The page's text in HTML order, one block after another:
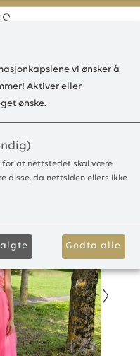
0
Tulle
vi ønsker å
Aktiver eller
ønske.
for at nettstedet skal være
disse, da nettsiden ellers ikke
Godta alle